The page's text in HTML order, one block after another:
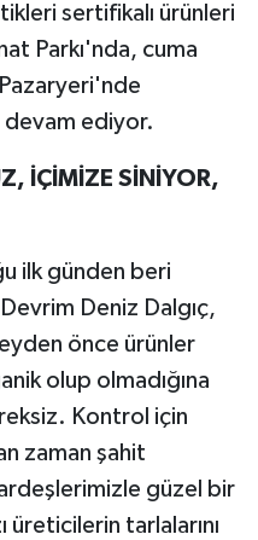
sertifikalı ürünleri
Parkı'nda, cuma
ediyor.
İÇİMİZE SİNİYOR,
ilk günden beri
Deniz Dalgıç,
önce ürünler
olup olmadığına
Kontrol için
zaman şahit
güzel bir
üreticilerin tarlalarını